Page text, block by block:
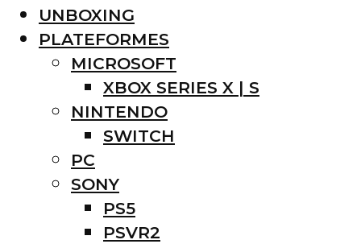
UNBOXING
PLATEFORMES
MICROSOFT
XBOX SERIES X | S
NINTENDO
SWITCH
PC
SONY
PS5
PSVR2